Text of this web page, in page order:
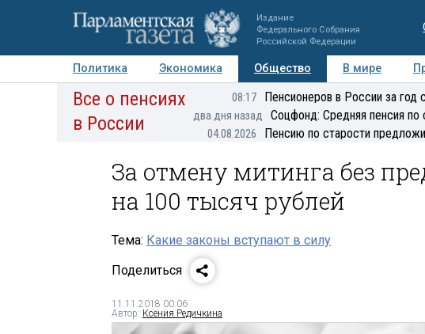
Издание
Федерального Собрания
Российской Федерации
Политика Экономика Общество В мире
Авторы Персоны Мнения Регионы
Все о пенсиях
в России
08:17 Пенсионеров в России за год
два дня назад Соцфонд: Средняя пенсия по
04.08.2026 Пенсию по старости
За отмену митинга без
на 100 тысяч рублей
Тема: Какие законы вступают в силу
Поделиться
11.11.2018 00:06
Автор: Ксения Редичкина